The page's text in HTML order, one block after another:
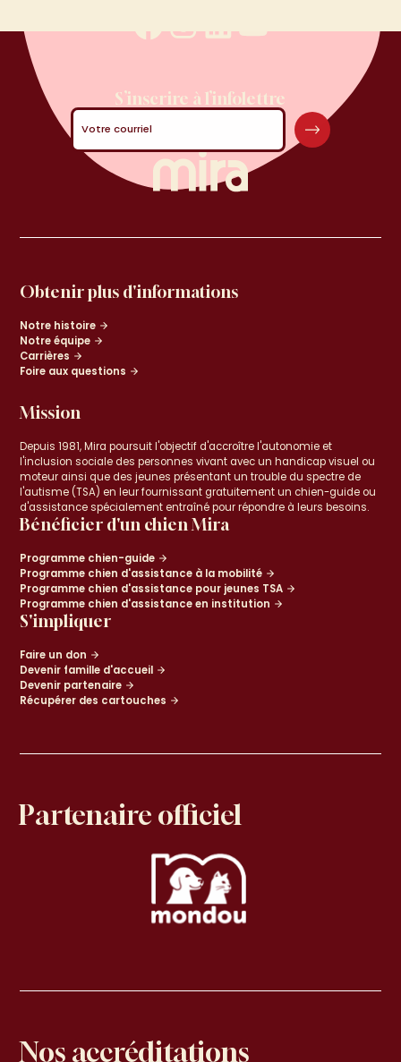
S’inscrire à l’infolettre
Votre courriel
Obtenir plus d'informations
Notre histoire
Notre équipe
Carrières
Foire aux questions
Mission
Depuis 1981, Mira poursuit l'objectif d'accroître l'autonomie et
l'inclusion sociale des personnes vivant avec un handicap visuel ou
moteur ainsi que des jeunes présentant un trouble du spectre de
l'autisme (TSA) en leur fournissant gratuitement un chien-guide ou
d'assistance spécialement entraîné pour répondre à leurs besoins.
Bénéficier d'un chien Mira
Programme chien-guide
Programme chien d'assistance à la mobilité
Programme chien d'assistance pour jeunes TSA
Programme chien d'assistance en institution
S'impliquer
Faire un don
Devenir famille d'accueil
Devenir partenaire
Récupérer des cartouches
Partenaire officiel
Nos accréditations